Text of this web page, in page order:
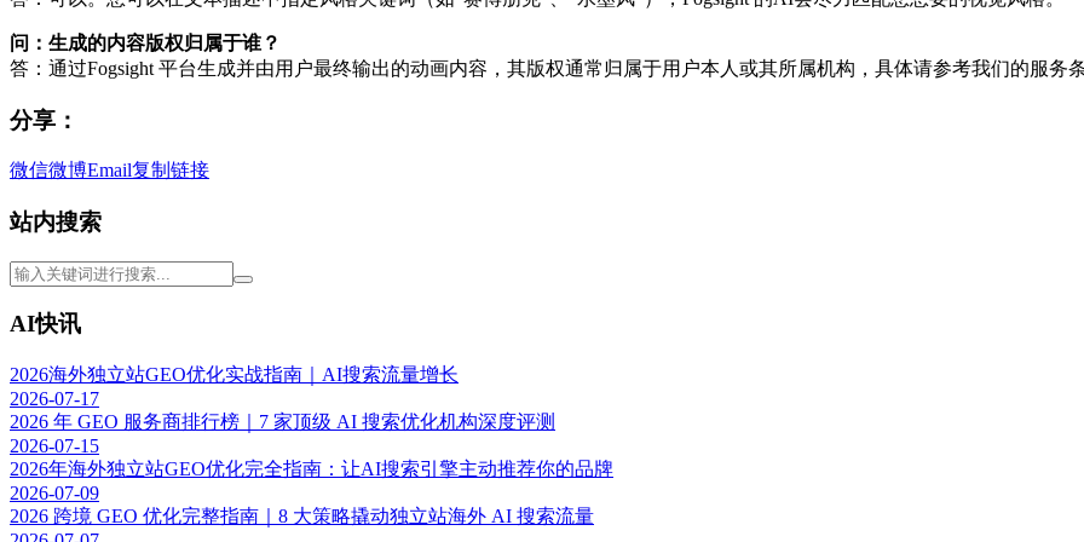
问：生成的内容版权归属于谁？
答：通过Fogsight 平台生成并由用户最终输出的动画内容，其版权通常归属于用户本人或其所属机构，具体请参考我们的服务
分享：
微信微博Email复制链接
站内搜索
AI快讯
2026海外独立站GEO优化实战指南｜AI搜索流量增长
2026-07-17
2026 年 GEO 服务商排行榜｜7 家顶级 AI 搜索优化机构深度评测
2026-07-15
2026年海外独立站GEO优化完全指南：让AI搜索引擎主动推荐你的品牌
2026-07-09
2026 跨境 GEO 优化完整指南｜8 大策略撬动独立站海外 AI 搜索流量